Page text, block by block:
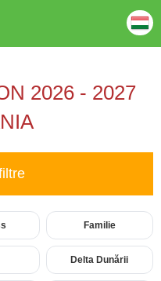
2026 - 2027
Familie
Delta Dunării